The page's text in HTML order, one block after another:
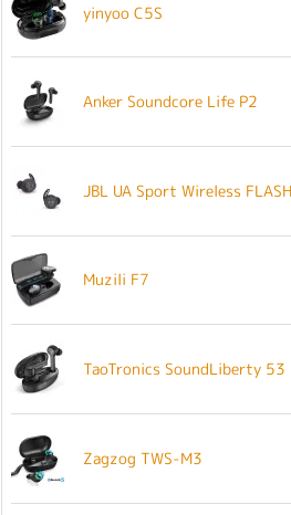
yinyoo C5S
Anker Soundcore Life P2
JBL UA Sport Wireless FLASH
Muzili F7
TaoTronics SoundLiberty 53
Zagzog TWS-M3